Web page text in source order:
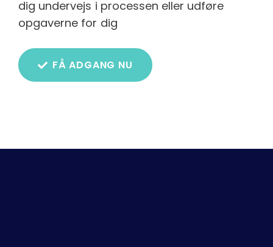
dig undervejs i processen eller udføre
opgaverne for dig
FÅ ADGANG NU